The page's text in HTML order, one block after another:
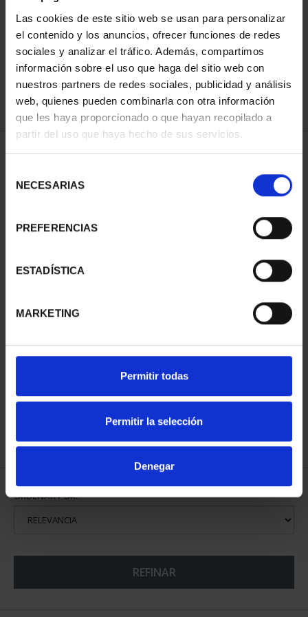
Las cookies de este sitio web se usan para personalizar
el contenido y los anuncios, ofrecer funciones de redes
sociales y analizar el tráfico. Además, compartimos
información sobre el uso que haga del sitio web con
nuestros partners de redes sociales, publicidad y análisis
web, quienes pueden combinarla con otra información
que les haya proporcionado o que hayan recopilado a
partir del uso que haya hecho de sus servicios.
NECESARIAS
PREFERENCIAS
ESTADÍSTICA
MARKETING
Permitir todas
Permitir la selección
Denegar
ORDENAR POR:
REFINAR
1 Productos encontrados
PROVINCIA COLECCION
ORDENAR POR:
REFINAR